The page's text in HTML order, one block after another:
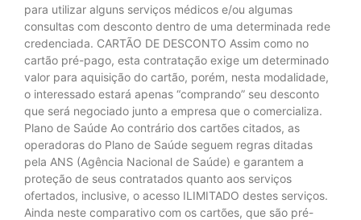
para utilizar alguns serviços médicos e/ou algumas
consultas com desconto dentro de uma determinada rede
credenciada. CARTÃO DE DESCONTO Assim como no
cartão pré-pago, esta contratação exige um determinado
valor para aquisição do cartão, porém, nesta modalidade,
o interessado estará apenas “comprando” seu desconto
que será negociado junto a empresa que o comercializa.
Plano de Saúde Ao contrário dos cartões citados, as
operadoras do Plano de Saúde seguem regras ditadas
pela ANS (Agência Nacional de Saúde) e garantem a
proteção de seus contratados quanto aos serviços
ofertados, inclusive, o acesso ILIMITADO destes serviços.
Ainda neste comparativo com os cartões, que são pré-